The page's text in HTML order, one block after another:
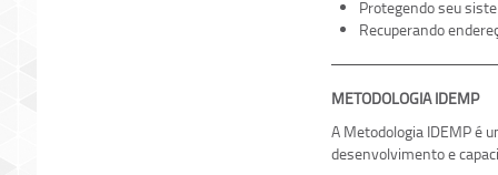
Protegendo seu
Recuperando
METODOLOGIA IDEMP
A Metodologia IDEMP é
desenvolvimento e